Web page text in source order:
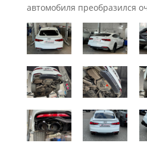
автомобиля преобразился